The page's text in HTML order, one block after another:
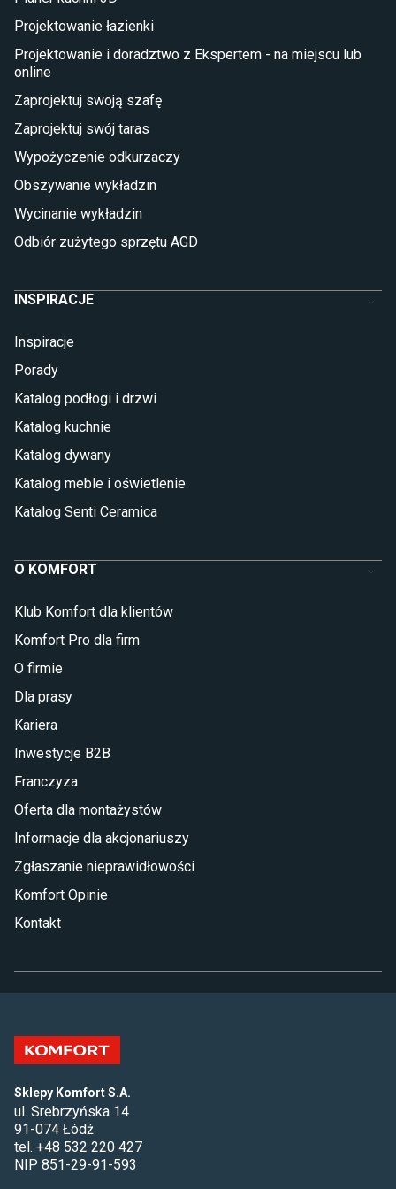
Płytki na balkon
Lampy stojące LED
Płytki
Płytki Cersanit
Płytki wielkoformatowe
Glazura
Płytki marmurowe
Projektowanie łazienki
Projektowanie i doradztwo z Ekspertem - na miejscu lub
online
Zaprojektuj swoją szafę
Zaprojektuj swój taras
Wypożyczenie odkurzaczy
Obszywanie wykładzin
Wycinanie wykładzin
Odbiór zużytego sprzętu AGD
INSPIRACJE
Inspiracje
Porady
Katalog podłogi i drzwi
Katalog kuchnie
Katalog dywany
Katalog meble i oświetlenie
Katalog Senti Ceramica
O KOMFORT
Klub Komfort dla klientów
Komfort Pro dla firm
O firmie
Dla prasy
Kariera
Inwestycje B2B
Franczyza
Oferta dla montażystów
Informacje dla akcjonariuszy
Zgłaszanie nieprawidłowości
Komfort Opinie
Kontakt
Sklepy Komfort S.A.
ul. Srebrzyńska 14
91-074 Łódź
tel. +48 532 220 427
NIP 851-29-91-593